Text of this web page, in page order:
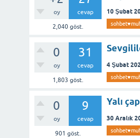
oy cevap
2,040 göst.
10 Şubat
0
oy
31
cevap
1,803 göst.
4 Şubat
0
oy
9
cevap
901 göst.
Yalı
30 Aralık